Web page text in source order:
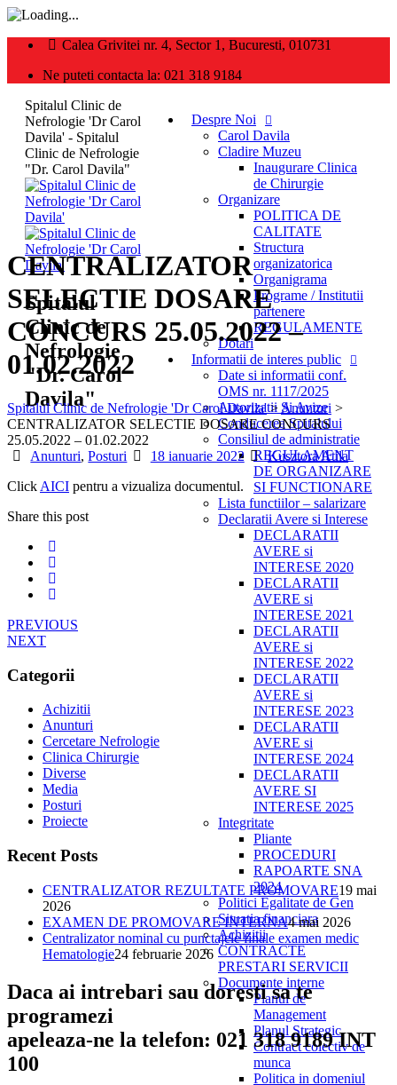
Calea Grivitei nr. 4, Sector 1, Bucuresti, 010731
Ne puteti contacta la: 021 318 9184
Spitalul Clinic de
Nefrologie 'Dr Carol
Davila' - Spitalul
Clinic de Nefrologie
"Dr. Carol Davila"
Spitalul
Clinic de
Nefrologie
"Dr. Carol
Davila"
Despre Noi
Carol Davila
Cladire Muzeu
Inaugurare Clinica
de Chirurgie
Organizare
POLITICA DE
CALITATE
Structura
organizatorica
Organigrama
Programe / Institutii
partenere
REGULAMENTE
Dotari
Informatii de interes public
Date si informatii conf.
OMS nr. 1117/2025
Autorizatii Si Avize
Conducerea Spitalului
Consiliul de administratie
REGULAMENT
DE ORGANIZARE
SI FUNCTIONARE
Lista functiilor – salarizare
Declaratii Avere si Interese
DECLARATII
AVERE si
INTERESE 2020
DECLARATII
AVERE si
INTERESE 2021
DECLARATII
AVERE si
INTERESE 2022
DECLARATII
AVERE si
INTERESE 2023
DECLARATII
AVERE si
INTERESE 2024
DECLARATII
AVERE SI
INTERESE 2025
Integritate
Pliante
PROCEDURI
RAPOARTE SNA
2024
Politici Egalitate de Gen
Situatia financiara
Achizitii
CONTRACTE
PRESTARI SERVICII
Documente interne
Planul de
Management
Planul Strategic
Contract colectiv de
munca
Politica in domeniul
CENTRALIZATOR
SELECTIE DOSARE
CONCURS 25.05.2022 –
01.02.2022
Spitalul Clinic de Nefrologie 'Dr Carol Davila'> Anunturi >
CENTRALIZATOR SELECTIE DOSARE CONCURS
25.05.2022 – 01.02.2022
Categories
Anunturi,Posturi
Posted
18 ianuarie 2022 Author
Kusztora Atila
Click AICI pentru a vizualiza documentul.
Share this post
PREVIOUS
NEXT
Categorii
Achizitii
Anunturi
Cercetare Nefrologie
Clinica Chirurgie
Diverse
Media
Posturi
Proiecte
Recent Posts
CENTRALIZATOR REZULTATE PROMOVARE19 mai
2026
EXAMEN DE PROMOVARE INTERNA4 mai 2026
Centralizator nominal cu punctajele finale examen medic
Hematologie24 februarie 2026
Daca ai intrebari sau doresti sa te
programezi
apeleaza-ne la telefon: 021 318 9189 INT
100